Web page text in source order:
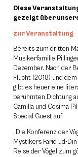
DIese
gezeigt über
zur Veranstaltung
Bereits zum dritten
Musikerfamilie
Dezember. Nach der
Flucht (2018) und
gibt es heuer eine
berühmten Dichtung
Camilla und Cosima
Special Guest auf.
„Die Konferenz der
Mystikers Farid ud-Din
Reise der Vögel zum